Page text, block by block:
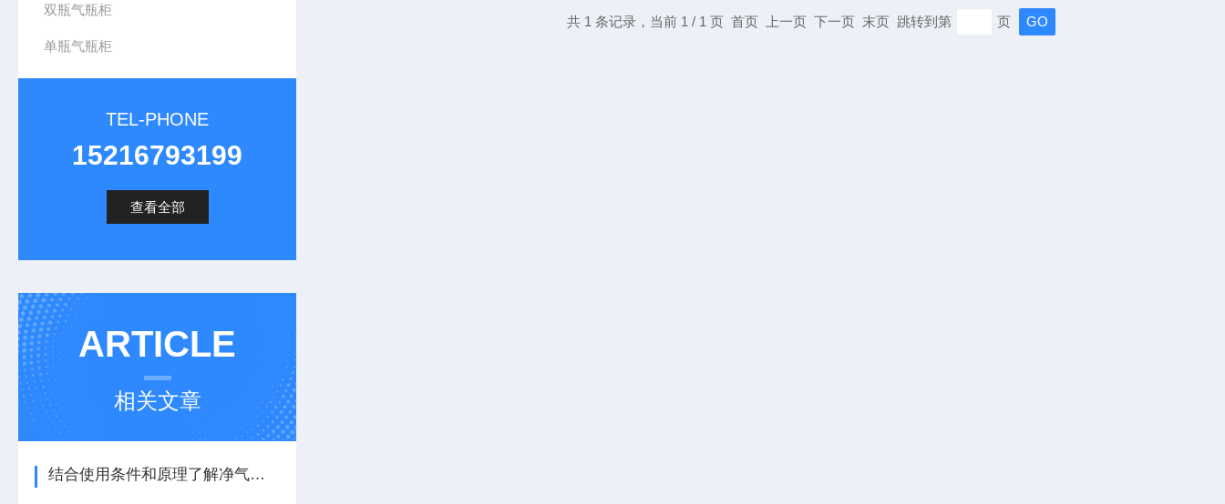
双瓶气瓶柜
单瓶气瓶柜
TEL-PHONE
15216793199
查看全部
ARTICLE
相关文章
结合使用条件和原理了解净气型通风柜
共 1 条记录，当前 1 / 1 页 首页 上一页 下一页 末页 跳转到第 页